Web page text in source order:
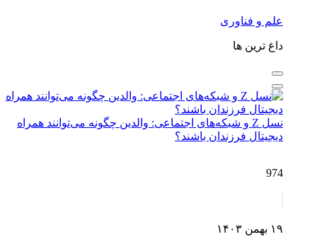
علم و فناوری
داغ ترین ها
نسل Z و شبکه‌های اجتماعی: والدین چگونه می‌توانند همراه
دیجیتال فرزندان باشند؟
974
۱۹ بهمن ۱۴۰۳